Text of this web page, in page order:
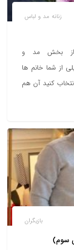
زنانه مد و لباس
از بخش مد و
از شما خانم ها
کنید آن هم
بازیگران
سوم)